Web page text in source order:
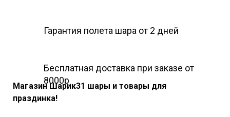
Гарантия полета шара от 2 дней
Бесплатная доставка при заказе от
8000р
Магазин Шарик31 шары и товары для
праздинка!